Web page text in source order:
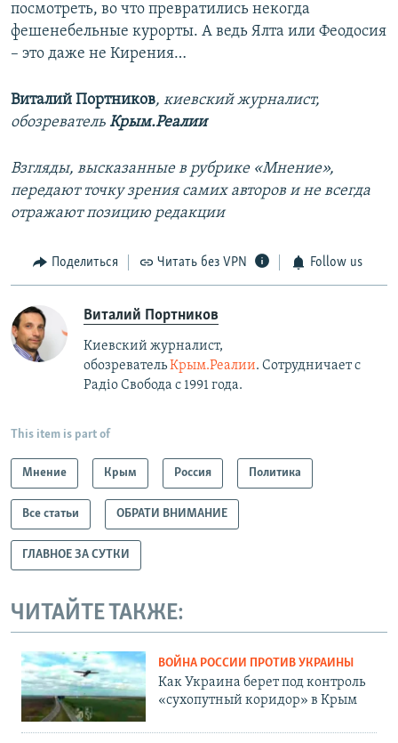
посмотреть, во что превратились некогда
фешенебельные курорты. А ведь Ялта или Феодосия
– это даже не Кирения…
Виталий Портников, киевский журналист,
обозреватель Крым.Реалии
Взгляды, высказанные в рубрике «Мнение»,
передают точку зрения самих авторов и не всегда
отражают позицию редакции
Поделиться Читать без VPN Follow us
Виталий Портников
Киевский журналист,
обозревательКрым.Реалии. Сотрудничает с
Радiо Свобода с 1991 года.
This item is part of
Мнение Крым Россия Политика
Все статьи ОБРАТИ ВНИМАНИЕ
ГЛАВНОЕ ЗА СУТКИ
ЧИТАЙТЕ ТАКЖЕ:
ВОЙНА РОССИИ ПРОТИВ УКРАИНЫ
Как Украина берет под контроль
«сухопутный коридор» в Крым